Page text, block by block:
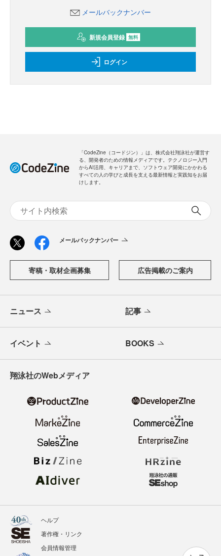
メールバックナンバー
新規会員登録 無料
ログイン
「CodeZine（コードジン）」は、株式会社翔泳社が運営す
る、開発者のための情報メディアです。テクノロジー入門
からAI活用、キャリアまで、ソフトウェア開発にかかわる
すべての人の学びと成長を支える最新情報と実践知をお届
けします。
メールバックナンバー
寄稿・取材企画募集 広告掲載のご案内
ニュース 記事
イベント BOOKS
翔泳社のWebメディア
ヘルプ
著作権・リンク
会員情報管理